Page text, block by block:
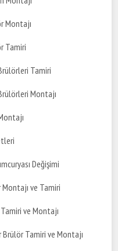
Montajı
Tamiri
Tamiri
Montajı
Değişimi
Montajı ve Tamiri
Tamiri ve Montajı
Brülör Tamiri ve Montajı